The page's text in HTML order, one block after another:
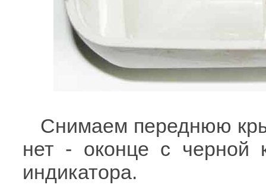
Снимаем переднюю
нет - оконце с черной
индикатора.